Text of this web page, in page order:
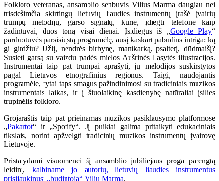
Folkloro veteranas, ansamblio senbuvis Vilius Marma daugiau nei
trisdešimčia skirtingų lietuvių liaudies instrumentų įrašė įvairių
trumpų melodijų, garso signalų, kurie, įdiegti telefone kaip
žadintuvai, duos toną visai dienai. Įsidiegus iš „Google Play“
parduotuvės parsisiųstą programėlę, ausį kaskart pabudins intriga: ką
gi girdžiu? Ūžlį, nendrės birbynę, manikarką, psalterį, dūdmaišį?
Susieti garsą su vaizdu padės mielos Aušrinės Lasytės iliustracijos.
Instrumentai taip pat trumpai aprašyti, jų melodijos suskirstytos
pagal Lietuvos etnografinius regionus. Taigi, naudojantis
programėle, rytai taps smagus pažindinimosi su tradiciniais muzikos
instrumentais laikas, ir į šiuolaikinę kasdienybę natūraliai įsilies
trupinėlis folkloro.
Grojaraštis taip pat prieinamas muzikos pasiklausymo platformose
„Pakartot“ ir „Spotify“. Jį puikiai galima pritaikyti edukaciniais
tikslais, norint apžvelgti tradicinių muzikos instrumentų įvairovę
Lietuvoje.
Pristatydami visuomenei šį ansamblio jubiliejaus proga parengtą
leidinį, kalbiname jo autorių, lietuvių liaudies instrumentus
prisijaukinusį „budintoją“ Vilių Marmą.